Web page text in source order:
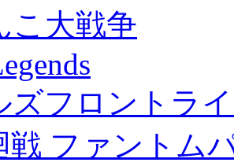
こ大戦争
ズフロントラ
戦 ファントム